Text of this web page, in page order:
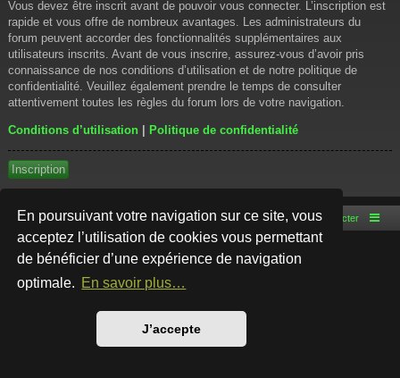
En poursuivant votre navigation sur ce site, vous
acceptez l’utilisation de cookies vous permettant
de bénéficier d’une expérience de navigation
optimale. En savoir plus…
J’accepte
Vous devez être inscrit avant de pouvoir vous connecter. L’inscription est
rapide et vous offre de nombreux avantages. Les administrateurs du
forum peuvent accorder des fonctionnalités supplémentaires aux
utilisateurs inscrits. Avant de vous inscrire, assurez-vous d’avoir pris
connaissance de nos conditions d’utilisation et de notre politique de
confidentialité. Veuillez également prendre le temps de consulter
attentivement toutes les règles du forum lors de votre navigation.
Conditions d’utilisation | Politique de confidentialité
Inscription
Accueil du forum Nous contacter
Développé parphpBB® Forum Software © phpBB Limited
Style par
Traduction française officielle